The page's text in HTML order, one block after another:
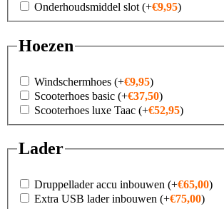
Onderhoudsmiddel slot (+€9,95)
Hoezen
Windschermhoes (+€9,95)
Scooterhoes basic (+€37,50)
Scooterhoes luxe Taac (+€52,95)
Lader
Druppellader accu inbouwen (+€65,00)
Extra USB lader inbouwen (+€75,00)